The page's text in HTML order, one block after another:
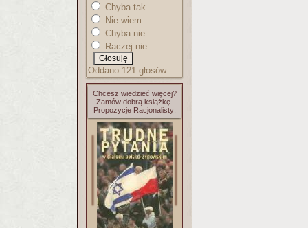
Chyba tak
Nie wiem
Chyba nie
Raczej nie
Oddano 121 głosów.
Chcesz wiedzieć więcej?
Zamów dobrą książkę.
Propozycje Racjonalisty: